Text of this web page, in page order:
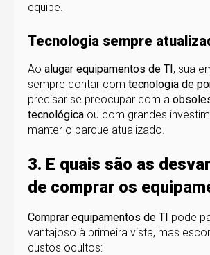
equipe.
Tecnologia sempre
Ao alugar equipamentos de TI, sua
sempre contar com tecnologia de
precisar se preocupar com a
tecnológica ou com grandes
manter o parque atualizado.
3. E quais são as
de comprar os
Comprar equipamentos de TI pode
vantajoso à primeira vista, mas
custos ocultos: